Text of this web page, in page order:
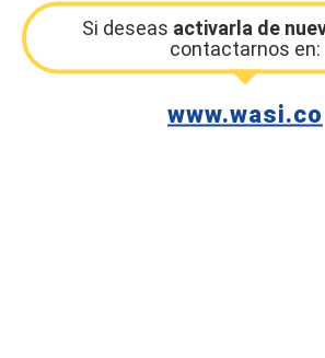
Si deseas activarla de
contactarnos en:
www.wasi.co